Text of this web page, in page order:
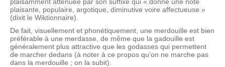
plaisante, populaire, argotique, diminutive voire affectueuse »
(dixit le Wiktionnaire).
De fait, visuellement et phonétiquement, une merdouille est bien
préférable à une merdasse, de même que la gadouille est
généralement plus attractive que les godasses qui permettent
de marcher dedans (à noter à ce propos qu’on ne marche pas
dans la merdouille ; on la subit).